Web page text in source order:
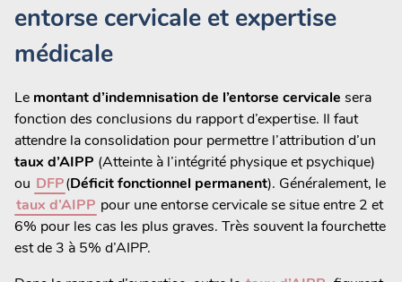
entorse cervicale et expertise
médicale
Le montant d’indemnisation de l’entorse cervicale sera
fonction des conclusions du rapport d’expertise. Il faut
attendre la consolidation pour permettre l’attribution d’un
taux d’AIPP (Atteinte à l’intégrité physique et psychique)
ou DFP(Déficit fonctionnel permanent). Généralement, le
taux d’AIPP pour une entorse cervicale se situe entre 2 et
6% pour les cas les plus graves. Très souvent la fourchette
est de 3 à 5% d’AIPP.